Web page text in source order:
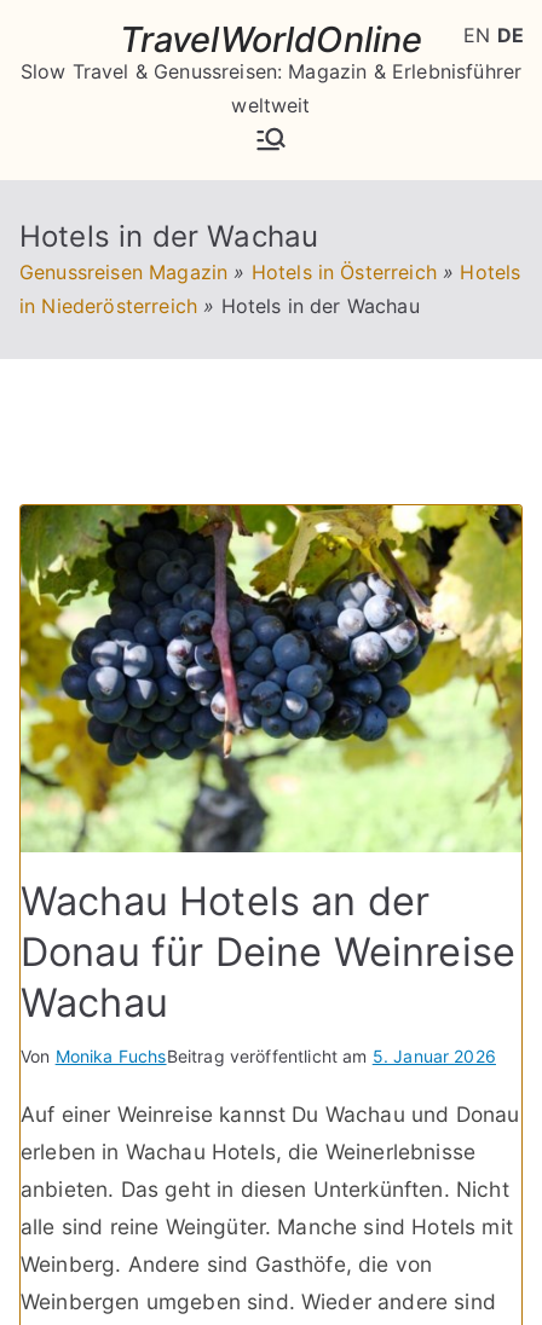
springen
TravelWorldOnline
Slow Travel & Genussreisen: Magazin & Erlebnisführer
weltweit
Hotels in der Wachau
Genussreisen Magazin » Hotels in Österreich » Hotels
in Niederösterreich » Hotels in der Wachau
Wachau Hotels an der
Donau für Deine Weinreise
Wachau
Von Monika FuchsBeitrag veröffentlicht am 5. Januar 2026
Auf einer Weinreise kannst Du Wachau und Donau
erleben in Wachau Hotels, die Weinerlebnisse
anbieten. Das geht in diesen Unterkünften. Nicht
alle sind reine Weingüter. Manche sind Hotels mit
Weinberg. Andere sind Gasthöfe, die von
Weinbergen umgeben sind. Wieder andere sind
EN DE